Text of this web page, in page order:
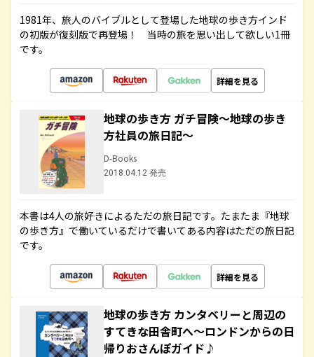
1981年、旅人のバイブルとして登場した地球の歩き方インド
の初版が復刻版で再登場！ 当時の旅を思い出して欲しい1冊
です。
詳細を見る
地球の歩き方 ガチ冒険～地球の歩き
方社員の旅日記～
D-Books
2018.04.12 発売
本書は4人の旅好きによるただの旅日記です。たまたま『地球
の歩き方』で働いているだけで書いてある内容はただの旅日記
です。
詳細を見る
地球の歩き方 カンタベリーと周辺の
すてきな田舎町へ～ロンドンからの日
帰りおさんぽガイド♪